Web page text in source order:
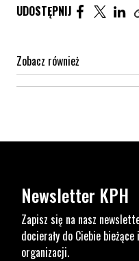
UDOSTĘPNIJ
Zobacz również
Newsletter KPH
Zapisz się na nasz
docierały do Ciebie
organizacji.